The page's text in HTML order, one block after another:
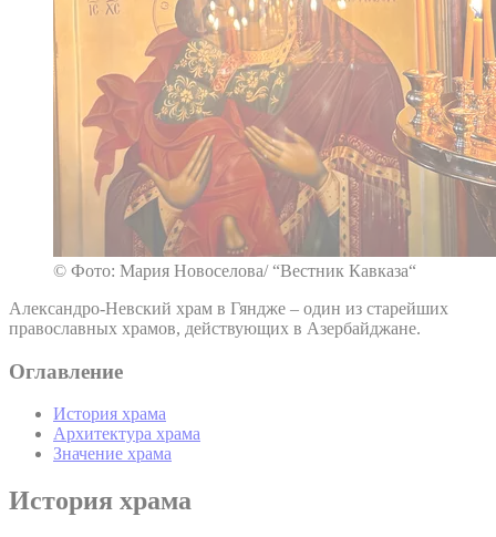
© Фото: Мария Новоселова/ “Вестник Кавказа“
Александро-Невский храм в Гяндже – один из старейших
православных храмов, действующих в Азербайджане.
Оглавление
История храма
Архитектура храма
Значение храма
История храма